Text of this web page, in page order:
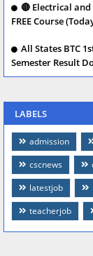
🔴 Electrical
FREE Course
All States BTC
Semester Result
LABELS
admission
cscnews
latestjob
teacherjob